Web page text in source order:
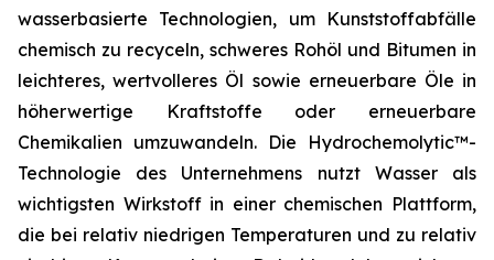
wasserbasierte Technologien, um Kunststoffabfälle
chemisch zu recyceln, schweres Rohöl und Bitumen in
leichteres, wertvolleres Öl sowie erneuerbare Öle in
höherwertige Kraftstoffe oder erneuerbare
Chemikalien umzuwandeln. Die Hydrochemolytic™-
Technologie des Unternehmens nutzt Wasser als
wichtigsten Wirkstoff in einer chemischen Plattform,
die bei relativ niedrigen Temperaturen und zu relativ